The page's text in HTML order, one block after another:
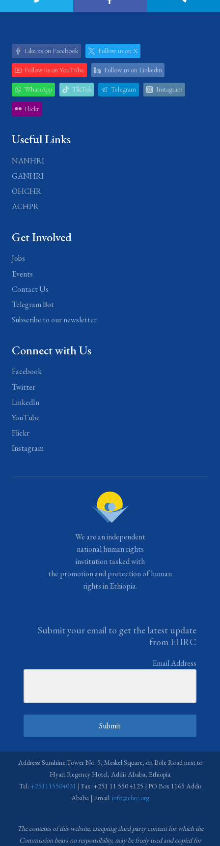
Like us on Facebook Follow us on X
Follow us on YouTube Follow us on Linkedin
WhatsApp TikTok Telegram Instagram
Flickr
Useful Links
NANHRI
GANHRI
OHCHR
ACHPR
Get Involved
Jobs
Events
Contact Us
Telegram Bot
Subscribe to our newsletter
Connect with Us
Facebook
Twitter
LinkedIn
YouTube
Flickr
Instagram
We are an independent
national human rights
institution tasked with
the promotion and protection of human
rights in Ethiopia.
Submit your email to get the latest update
from EHRC
Email Address
Submit
Address: Sunshine Tower No. 5, Meskel Square, on Bole Road next to
Hyatt Regency Hotel, Addis Ababa, Ethiopia
Tel: +251115504031 | Fax: +251 11 550 4125 | PO Box 1165 Addis
Ababa | Email: info@ehrc.org
The contents of this website, excepting third party content for which the
Commission bears no responsibility,may be freely used and copied for